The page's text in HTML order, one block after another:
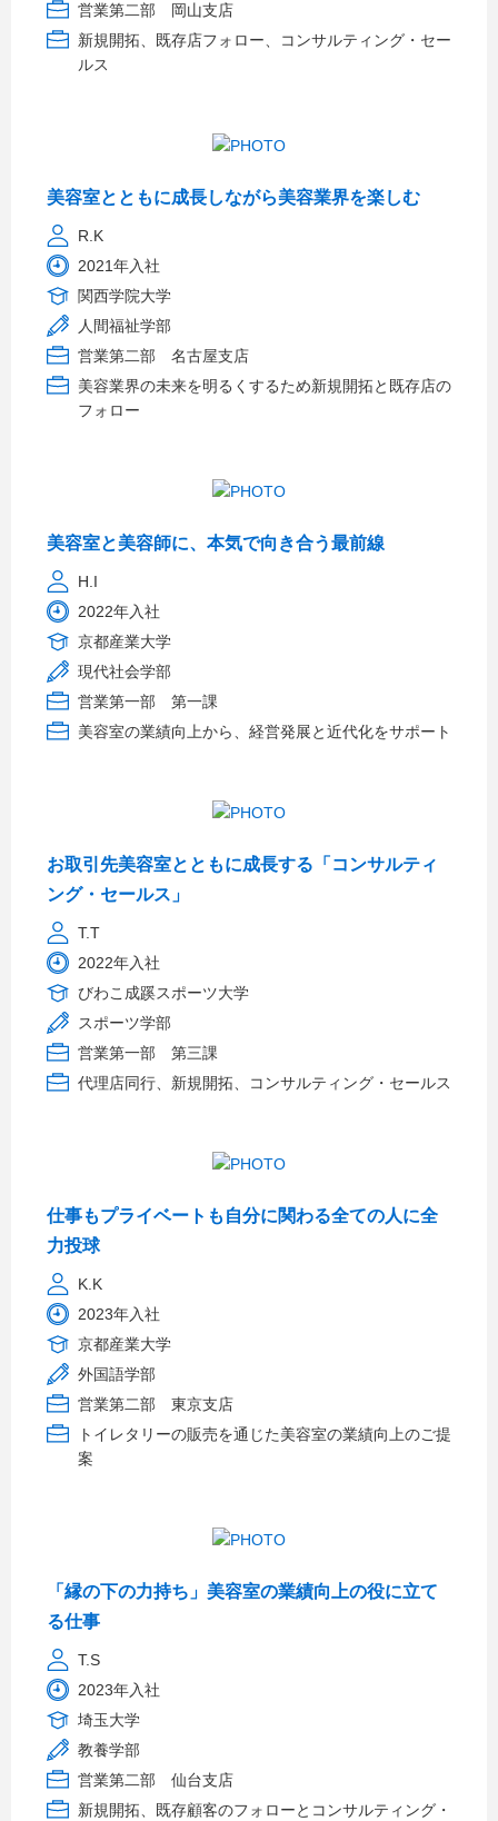
営業第二部 岡山支店
新規開拓、既存店フォロー、コンサルティング・セー
ルス
美容室とともに成長しながら美容業界を楽しむ
R.K
2021年入社
関西学院大学
人間福祉学部
営業第二部 名古屋支店
美容業界の未来を明るくするため新規開拓と既存店の
フォロー
美容室と美容師に、本気で向き合う最前線
H.I
2022年入社
京都産業大学
現代社会学部
営業第一部 第一課
美容室の業績向上から、経営発展と近代化をサポート
お取引先美容室とともに成長する「コンサルティ
ング・セールス」
T.T
2022年入社
びわこ成蹊スポーツ大学
スポーツ学部
営業第一部 第三課
代理店同行、新規開拓、コンサルティング・セールス
仕事もプライベートも自分に関わる全ての人に全
力投球
K.K
2023年入社
京都産業大学
外国語学部
営業第二部 東京支店
トイレタリーの販売を通じた美容室の業績向上のご提
案
「縁の下の力持ち」美容室の業績向上の役に立て
る仕事
T.S
2023年入社
埼玉大学
教養学部
営業第二部 仙台支店
新規開拓、既存顧客のフォローとコンサルティング・